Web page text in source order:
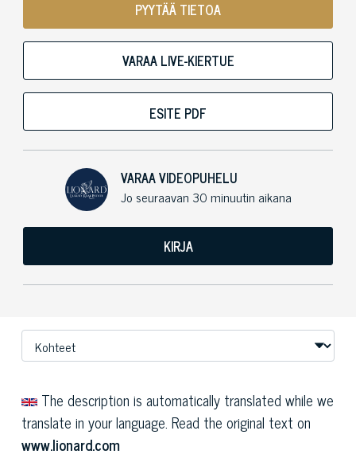
PYYTÄÄ TIETOA
VARAA LIVE-KIERTUE
ESITE PDF
VARAA VIDEOPUHELU
Jo seuraavan 30 minuutin aikana
KIRJA
The description is automatically translated while we
translate in your language. Read the original text on
www.lionard.com